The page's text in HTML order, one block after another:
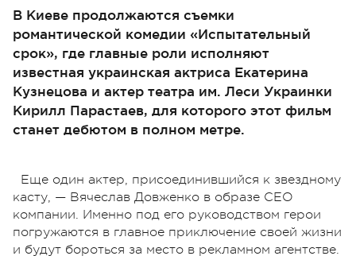
В Киеве продолжаются съемки
романтической комедии «Испытательный
срок», где главные роли исполняют
известная украинская актриса Екатерина
Кузнецова и актер театра им. Леси Украинки
Кирилл Парастаев, для которого этот фильм
станет дебютом в полном метре.
Еще один актер, присоединившийся к звездному
касту, — Вячеслав Довженко в образе СЕО
компании. Именно под его руководством герои
погружаются в главное приключение своей жизни
и будут бороться за место в рекламном агентстве.